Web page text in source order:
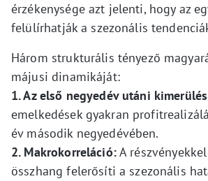
érzékenysége azt jelenti, hogy az
felülírhatják a szezonális
Három strukturális tényező
májusi dinamikáját:
1. Az első negyedév utáni
emelkedések gyakran
év második negyedévében.
2. Makrokorreláció:A
összhang felerősíti a szezonális